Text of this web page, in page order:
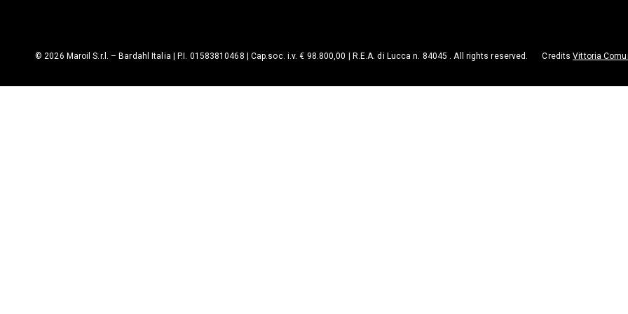
© 2026 Maroil S.r.l. – Bardahl Italia | P.I. 01583810468 | Cap.soc. i.v. € 98.800,00 | R.E.A. di Lucca n. 84045 . All rights reserved. CreditsVittoria